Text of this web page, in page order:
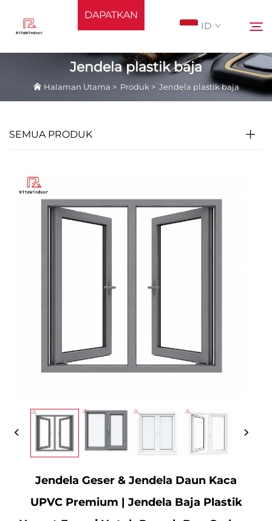
DAPATKAN
ID
Halaman Utama
Mendukung
Aplikasi
Jendela plastik baja
Halaman Utama > Produk > Jendela plastik baja
SEMUA PRODUK
Jendela Geser & Jendela Daun Kaca
UPVC Premium | Jendela Baja Plastik